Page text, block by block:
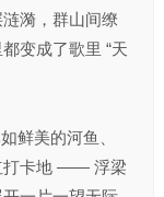
漪，群山间缭
变成了歌里 “天
美的河鱼、
打卡地 —— 浮梁